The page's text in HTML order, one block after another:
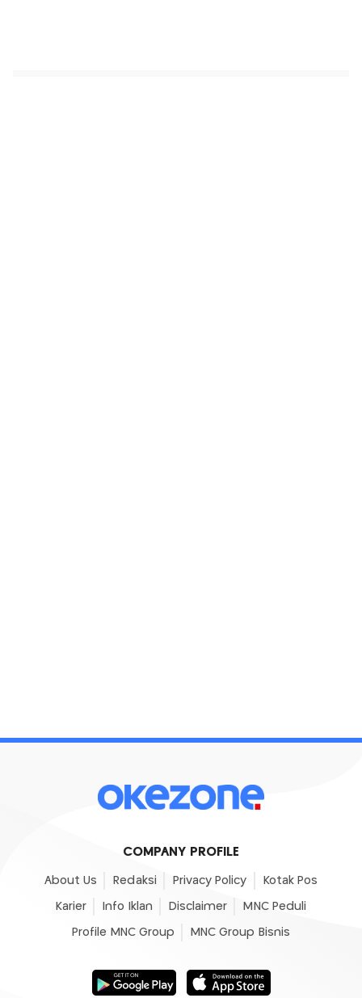
COMPANY PROFILE
About Us Redaksi Privacy Policy Kotak Pos
Karier Info Iklan Disclaimer MNC Peduli
Profile MNC Group MNC Group Bisnis